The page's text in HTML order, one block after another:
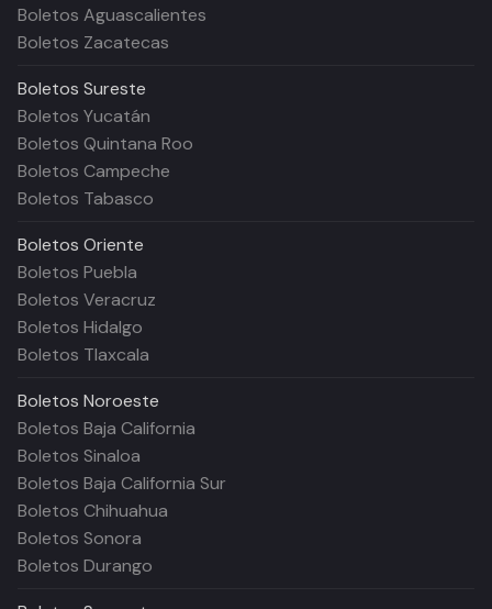
Boletos Aguascalientes
Boletos Zacatecas
Boletos Sureste
Boletos Yucatán
Boletos Quintana Roo
Boletos Campeche
Boletos Tabasco
Boletos Oriente
Boletos Puebla
Boletos Veracruz
Boletos Hidalgo
Boletos Tlaxcala
Boletos Noroeste
Boletos Baja California
Boletos Sinaloa
Boletos Baja California Sur
Boletos Chihuahua
Boletos Sonora
Boletos Durango